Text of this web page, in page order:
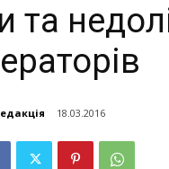
та
18.03.2016